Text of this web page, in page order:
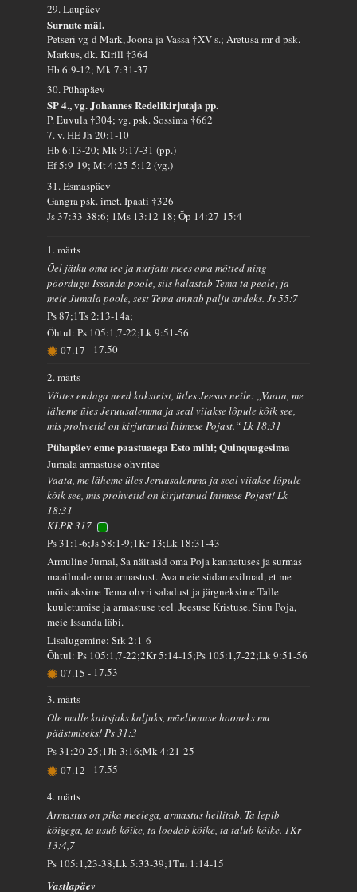
29. Laupäev
Surnute mäl.
Petseri vg-d Mark, Joona ja Vassa †XV s.; Aretusa mr-d psk.
Markus, dk. Kirill †364
Hb 6:9-12; Mk 7:31-37
30. Pühapäev
SP 4., vg. Johannes Redelikirjutaja pp.
P. Euvula †304; vg. psk. Sossima †662
7. v. HE Jh 20:1-10
Hb 6:13-20; Mk 9:17-31 (pp.)
Ef 5:9-19; Mt 4:25-5:12 (vg.)
31. Esmaspäev
Gangra psk. imet. Ipaati †326
Js 37:33-38:6; 1Ms 13:12-18; Õp 14:27-15:4
1. märts
Õel jätku oma tee ja nurjatu mees oma mõtted ning
pöördugu Issanda poole, siis halastab Tema ta peale; ja
meie Jumala poole, sest Tema annab palju andeks. Js 55:7
Ps 87;1Ts 2:13-14a;
Õhtul: Ps 105:1,7-22;Lk 9:51-56
07.17- 17.50
2. märts
Võttes endaga need kaksteist, ütles Jeesus neile: „Vaata, me
läheme üles Jeruusalemma ja seal viiakse lõpule kõik see,
mis prohvetid on kirjutanud Inimese Pojast.“ Lk 18:31
Pühapäev enne paastuaega Esto mihi; Quinquagesima
Jumala armastuse ohvritee
Vaata, me läheme üles Jeruusalemma ja seal viiakse lõpule
kõik see, mis prohvetid on kirjutanud Inimese Pojast! Lk
18:31
KLPR 317
Ps 31:1-6;Js 58:1-9;1Kr 13;Lk 18:31-43
Armuline Jumal, Sa näitasid oma Poja kannatuses ja surmas
maailmale oma armastust. Ava meie südamesilmad, et me
mõistaksime Tema ohvri saladust ja järgneksime Talle
kuuletumise ja armastuse teel. Jeesuse Kristuse, Sinu Poja,
meie Issanda läbi.
Lisalugemine: Srk 2:1-6
Õhtul: Ps 105:1,7-22;2Kr 5:14-15;Ps 105:1,7-22;Lk 9:51-56
07.15- 17.53
3. märts
Ole mulle kaitsjaks kaljuks, mäelinnuse hooneks mu
päästmiseks! Ps 31:3
Ps 31:20-25;1Jh 3:16;Mk 4:21-25
07.12- 17.55
4. märts
Armastus on pika meelega, armastus hellitab. Ta lepib
kõigega, ta usub kõike, ta loodab kõike, ta talub kõike. 1Kr
13:4,7
Ps 105:1,23-38;Lk 5:33-39;1Tm 1:14-15
Vastlapäev